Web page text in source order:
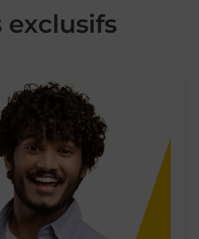
exclusifs